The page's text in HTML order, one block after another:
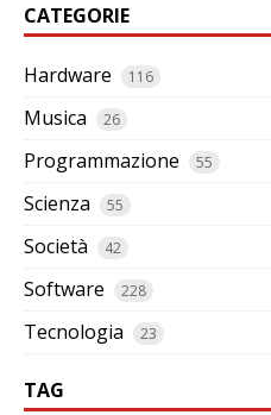
CATEGORIE
Hardware 116
Musica 26
Programmazione 55
Scienza 55
Società 42
Software 228
Tecnologia 23
TAG